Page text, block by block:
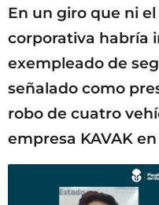
En un giro que ni
corporativa habría
exempleado de
señalado como
robo de cuatro
empresa KAVAK